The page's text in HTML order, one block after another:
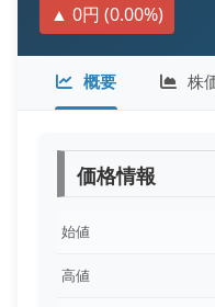
▲ 0円 (0.00%)
概要 株
価格情報
始値
高値